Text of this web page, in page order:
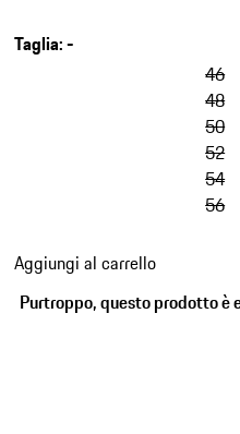
Taglia:-
46
48
50
52
54
56
Aggiungi al carrello
Purtroppo, questo prodotto è